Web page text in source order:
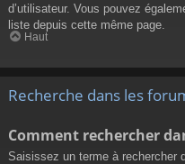
d’utilisateur. Vous pouvez
liste depuis cette même page.
Haut
Recherche dans les
Comment rechercher
Saisissez un terme à rechercher